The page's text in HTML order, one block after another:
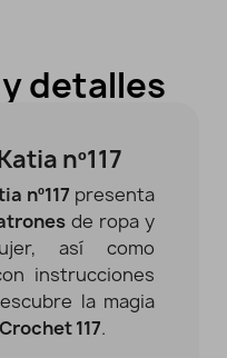
detalles
nº117
nº117 presenta
de ropa y
así como
instrucciones
la magia
117.